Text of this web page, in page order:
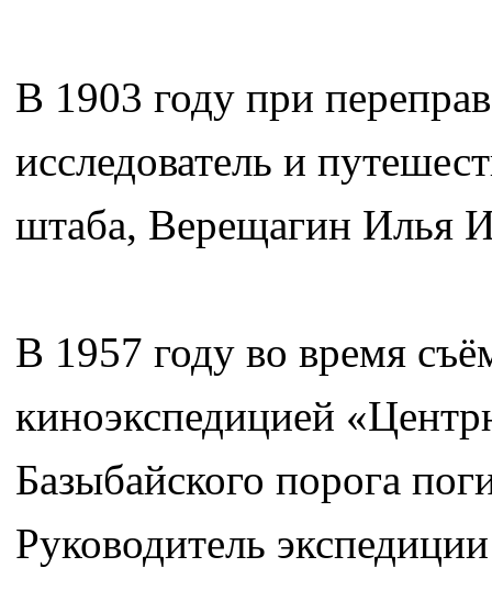
В 1903 году при
исследователь и
штаба, Верещагин Илья
В 1957 году во время
киноэкспедицией
Базыбайского порога
Руководитель